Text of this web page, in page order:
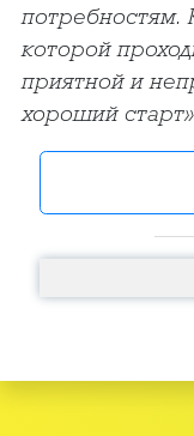
потребностям.
которой
приятной и
хороший